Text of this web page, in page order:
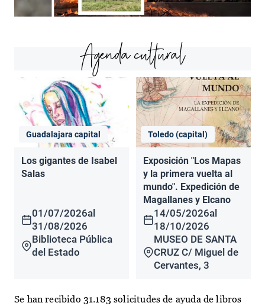
Agenda cultural
Guadalajara capital
Los gigantes de Isabel
Salas
01/07/2026al
31/08/2026
Biblioteca Pública
del Estado
Toledo (capital)
Exposición "Los Mapas
y la primera vuelta al
mundo". Expedición de
Magallanes y Elcano
14/05/2026al
18/10/2026
MUSEO DE SANTA
CRUZ C/ Miguel de
Cervantes, 3
Se han recibido 31.183 solicitudes de ayuda de libros